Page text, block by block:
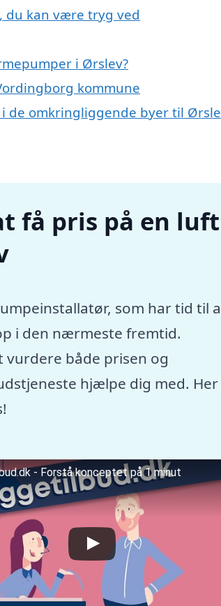
du kan være tryg ved
i Ørslev?
kommune
de omkringliggende byer til
få pris på en luft
som har tid til
i den nærmeste fremtid.
både prisen og
hjælpe dig med. Her
- Forstå konceptet på 1 minut